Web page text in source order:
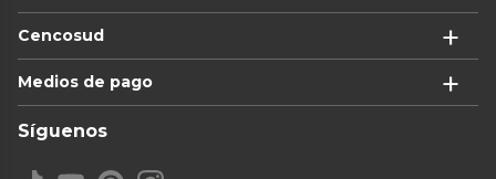
Cencosud
Medios de pago
Síguenos